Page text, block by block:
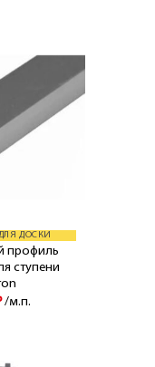
ДОСКИ
профиль
ступени
/м.п.